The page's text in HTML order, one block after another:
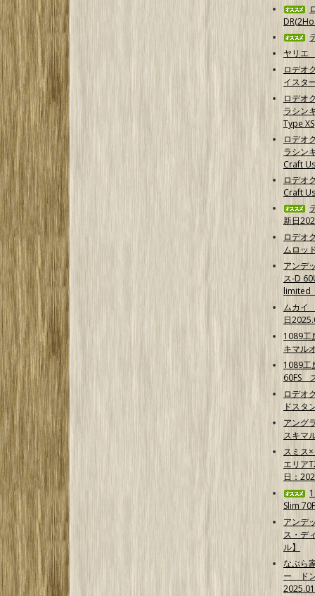
ヤリエ
ロデオ
イスタ
ロデオ
ラシン
Type XS
ロデオ
ラシン
Craft
ロデオ
Craft
新日
ロデオ
ムロッ
アンデ
ス-D
limited
ムカイ
日
1089
キマル
1089
60FS
ロデオ
ドスタ
アング
スキマ
スミス
エリア
日：
Slim
アンデ
ス・デ
ル】
なぶら
ー ド